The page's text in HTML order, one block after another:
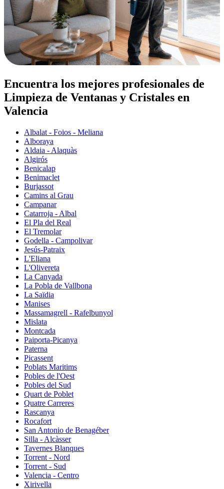
Encuentra los mejores profesionales de
Limpieza de Ventanas y Cristales en
Valencia
Albalat - Foios - Meliana
Alboraya
Aldaia - Alaquàs
Algirós
Benicalap
Benimaclet
Burjassot
Camins al Grau
Campanar
Catarroja - Albal
El Pla del Real
El Tremolar
Godella - Campolivar
Jesús-Patraix
L'Eliana
L'Olivereta
La Canyada
La Pobla de Vallbona
La Saïdia
Manises
Massamagrell - Rafelbunyol
Mislata
Montcada
Paiporta-Picanya
Paterna
Picassent
Poblats Maritims
Pobles de l'Oest
Pobles del Sud
Quart de Poblet
Quatre Carreres
Rascanya
Rocafort
San Antonio de Benagéber
Silla - Alcàsser
Tavernes Blanques
Torrent - Nord
Torrent - Sud
Valencia - Centro
Xirivella